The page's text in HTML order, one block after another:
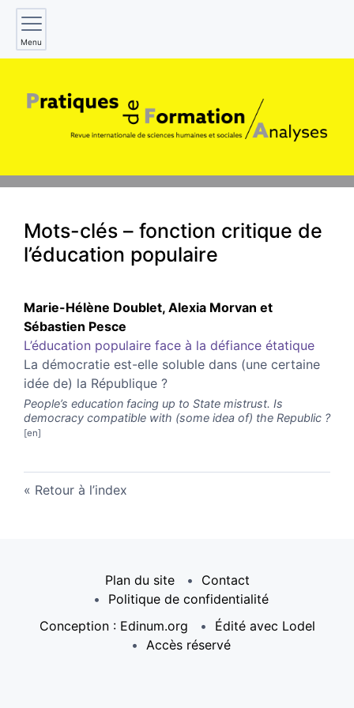
Menu
Mots-clés – fonction critique de
l’éducation populaire
Marie-Hélène Doublet, Alexia Morvan et
Sébastien Pesce
L’éducation populaire face à la défiance étatique
La démocratie est-elle soluble dans (une certaine
idée de) la République ?
People’s education facing up to State mistrust. Is
democracy compatible with (some idea of) the Republic ?
Retour à l’index
Plan du site
Contact
Politique de confidentialité
Conception : Edinum.org
Édité avec Lodel
Accès réservé